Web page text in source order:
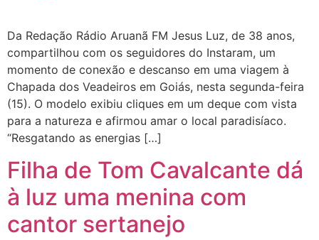
Da Redação Rádio Aruanã FM Jesus Luz, de 38 anos,
compartilhou com os seguidores do Instaram, um
momento de conexão e descanso em uma viagem à
Chapada dos Veadeiros em Goiás, nesta segunda-feira
(15). O modelo exibiu cliques em um deque com vista
para a natureza e afirmou amar o local paradisíaco.
“Resgatando as energias […]
Filha de Tom Cavalcante dá
à luz uma menina com
cantor sertanejo